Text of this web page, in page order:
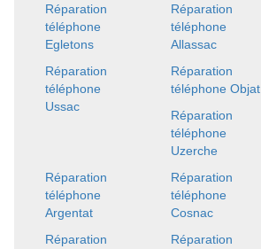
Réparation
téléphone
Egletons
Réparation
téléphone
Allassac
Réparation
téléphone
Ussac
Réparation
téléphone Objat
Réparation
téléphone
Uzerche
Réparation
téléphone
Argentat
Réparation
téléphone
Cosnac
Réparation
Réparation